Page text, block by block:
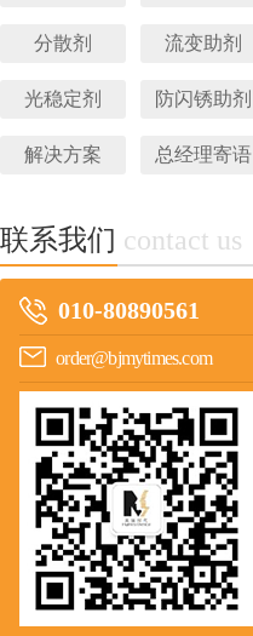
分散剂 流变助剂
光稳定剂 防闪锈助剂
解决方案 总经理寄语
联系我们 contact us
010-80890561
order@bjmytimes.com